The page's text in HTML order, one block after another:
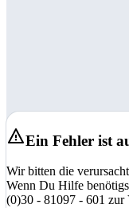
Ein Fehler ist
Wir bitten die
Wenn Du Hilfe
(0)30 - 81097 - 601 zur